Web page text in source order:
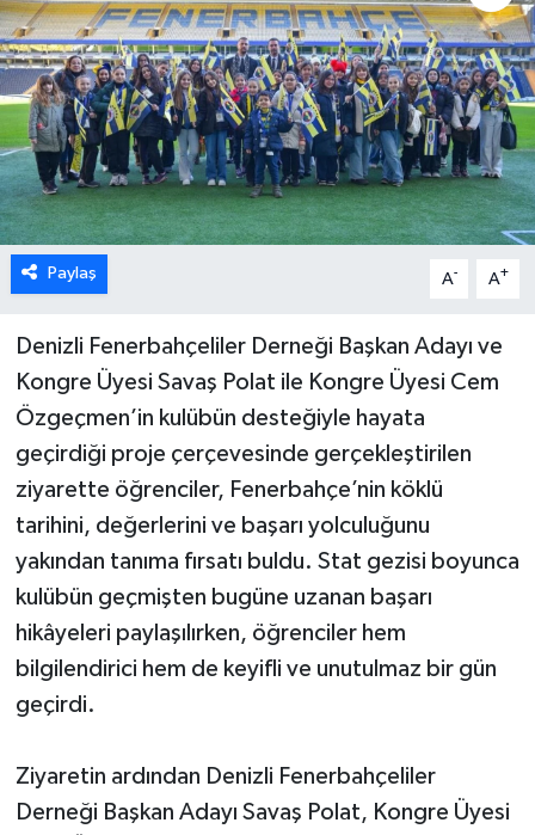
Paylaş A- A+
Denizli Fenerbahçeliler Derneği Başkan Adayı ve
Kongre Üyesi Savaş Polat ile Kongre Üyesi Cem
Özgeçmen’in kulübün desteğiyle hayata
geçirdiği proje çerçevesinde gerçekleştirilen
ziyarette öğrenciler, Fenerbahçe’nin köklü
tarihini, değerlerini ve başarı yolculuğunu
yakından tanıma fırsatı buldu. Stat gezisi boyunca
kulübün geçmişten bugüne uzanan başarı
hikâyeleri paylaşılırken, öğrenciler hem
bilgilendirici hem de keyifli ve unutulmaz bir gün
geçirdi.
Ziyaretin ardından Denizli Fenerbahçeliler
Derneği Başkan Adayı Savaş Polat, Kongre Üyesi
DTO
RESMİ REKLAM